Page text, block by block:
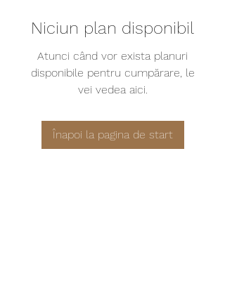
Niciun plan disponibil
Atunci când vor exista planuri
disponibile pentru cumpărare, le
vei vedea aici.
Înapoi la pagina de start